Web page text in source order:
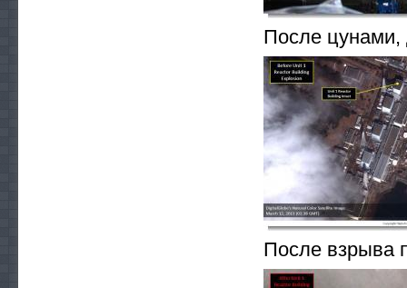
После цунами,
После взрыва